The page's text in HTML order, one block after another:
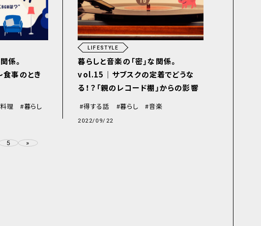
係。
事のとき
料理
暮らし
LIFESTYLE
暮らしと音楽の「密」な関係。
vol.15｜サブスクの定着でどうな
る！？「親のレコード棚」からの影響
得する話 暮らし 音楽
2022/09/22
5 »